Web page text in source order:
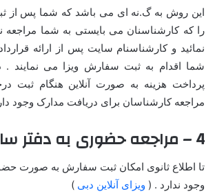
این روش به گ.نه ای می باشد که شما پس از
را که کارشناسنان می بایستی به شما مراجعه
نمائید و کارشناسنام سایت پس از ارائه
شما اقدام به ثبت سفارش ویزا می نمایند .
پرداخت هزینه به صورت آنلاین هنگام ثبت
مراجعه کارشناسان برای دریافت مدارک وجود
4 – مراجعه حضوری به دفتر سایت :
تا اطلاع ثانوی امکان ثبت سفارش به صورت
وجود ندارد . ( ویزای آنلاین دبی )